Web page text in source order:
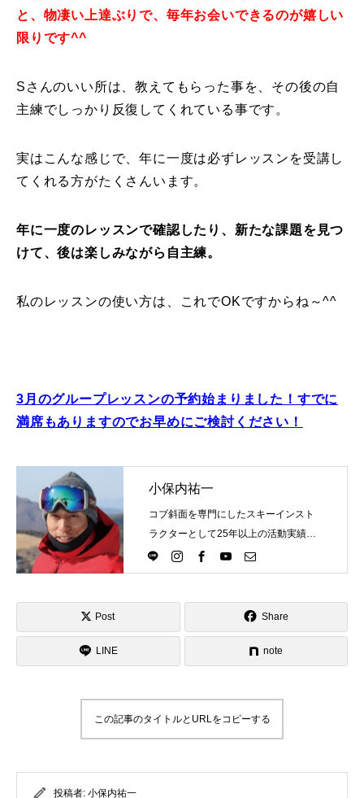
と、物凄い上達ぶりで、毎年お会いできるのが嬉しい
限りです^^
Sさんのいい所は、教えてもらった事を、その後の自
主練でしっかり反復してくれている事です。
実はこんな感じで、年に一度は必ずレッスンを受講し
てくれる方がたくさんいます。
年に一度のレッスンで確認したり、新たな課題を見つ
けて、後は楽しみながら自主練。
私のレッスンの使い方は、これでOKですからね～^^
3月のグループレッスンの予約始まりました！すでに
満席もありますのでお早めにご検討ください！
小保内祐一
コブ斜面を専門にしたスキーインスト
ラクターとして25年以上の活動実績。
Directlineスキースクール代表として、
スキーインストラクターが職業選択の
Post Share
LINE note
この記事のタイトルとURLをコピーする
投稿者: 小保内祐一